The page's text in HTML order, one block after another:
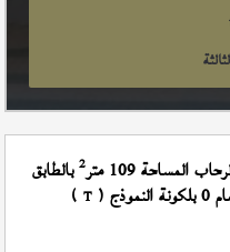
المساحة 109 متر 2بالطابق
T
)